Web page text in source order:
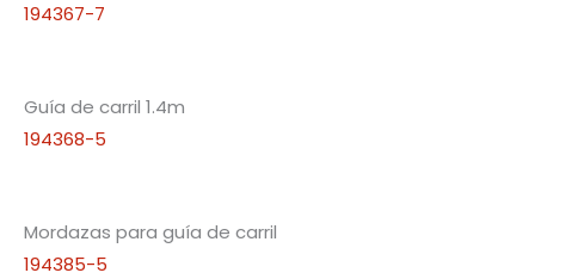
194367-7
Guía de carril 1.4m
194368-5
Mordazas para guía de carril
194385-5